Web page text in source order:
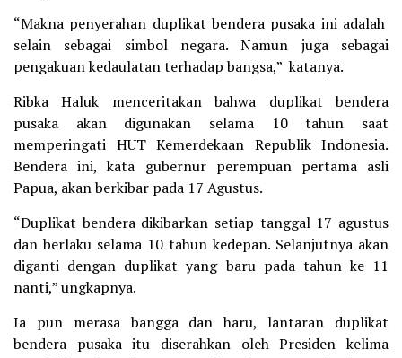
“Makna penyerahan duplikat bendera pusaka ini adalah
selain sebagai simbol negara. Namun juga sebagai
pengakuan kedaulatan terhadap bangsa,” katanya.
Ribka Haluk menceritakan bahwa duplikat bendera
pusaka akan digunakan selama 10 tahun saat
memperingati HUT Kemerdekaan Republik Indonesia.
Bendera ini, kata gubernur perempuan pertama asli
Papua, akan berkibar pada 17 Agustus.
“Duplikat bendera dikibarkan setiap tanggal 17 agustus
dan berlaku selama 10 tahun kedepan. Selanjutnya akan
diganti dengan duplikat yang baru pada tahun ke 11
nanti,” ungkapnya.
Ia pun merasa bangga dan haru, lantaran duplikat
bendera pusaka itu diserahkan oleh Presiden kelima